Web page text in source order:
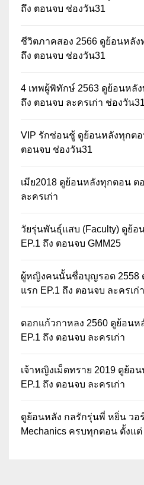
ถึง ตอนจบ ช่องวัน31
ชีวิตภาคสอง 2566 ดูย้อนหลั
ถึง ตอนจบ ช่องวัน31
4 เทพผู้พิทักษ์ 2563 ดูย้อนหลั
ถึง ตอนจบ ละครเก่า ช่องวัน31
VIP รักซ่อนชู้ ดูย้อนหลังทุกตอ
ตอนจบ ช่องวัน31
เมีย2018 ดูย้อนหลังทุกตอน ต
ละครเก่า
วัยรุ่นพันธุ์แสบ (Faculty) ดูย้
EP.1 ถึง ตอนจบ GMM25
ผู้หญิงคนนั้นชื่อบุญรอด 2558
แรก EP.1 ถึง ตอนจบ ละครเก่า
ดอกแก้วกาหลง 2560 ดูย้อน
EP.1 ถึง ตอนจบ ละครเก่า
เจ้าหญิงเม็ดทราย 2019 ดูย้อ
EP.1 ถึง ตอนจบ ละครเก่า
ดูย้อนหลัง กลรักรุ่นพี่ หยิ่น วอ
Mechanics ครบทุกตอน ตั้งแต่